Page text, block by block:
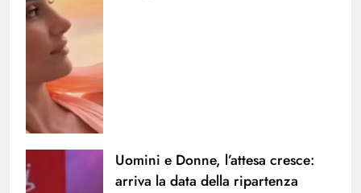
Uomini e Donne, l’attesa cresce:
arriva la data della ripartenza